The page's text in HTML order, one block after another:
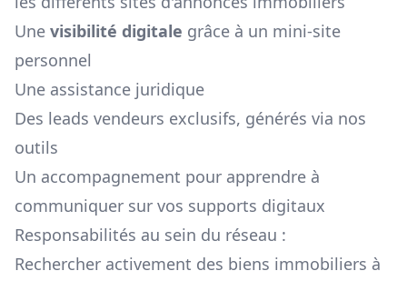
Une visibilité digitale grâce à un mini-site
personnel
Une assistance juridique
Des leads vendeurs exclusifs, générés via nos
outils
Un accompagnement pour apprendre à
communiquer sur vos supports digitaux
Responsabilités au sein du réseau :
Rechercher activement des biens immobiliers à